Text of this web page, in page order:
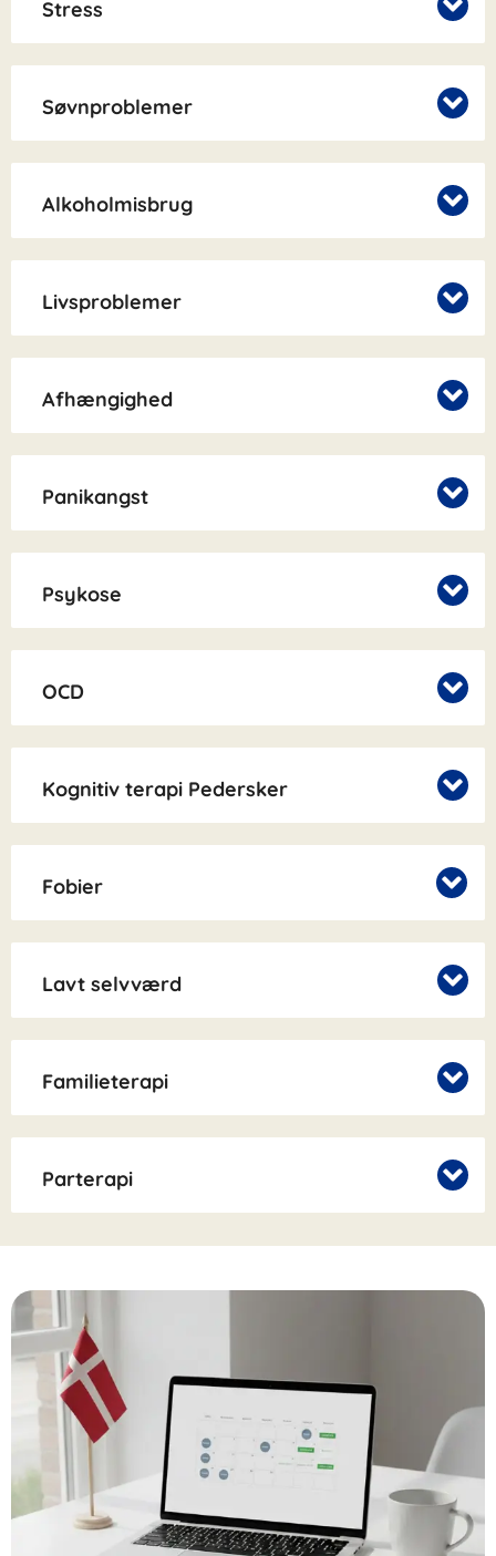
Stress
Søvnproblemer
Alkoholmisbrug
Livsproblemer
Afhængighed
Panikangst
Psykose
OCD
Kognitiv terapi Pedersker
Fobier
Lavt selvværd
Familieterapi
Parterapi